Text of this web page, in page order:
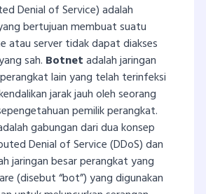
Denial of Service) adalah
bertujuan membuat suatu
atau server tidak dapat diakses
sah. Botnetadalah jaringan
lain yang telah terinfeksi
jarak jauh oleh seorang
pemilik perangkat.
gabungan dari dua konsep
Denial of Service (DDoS) dan
jaringan besar perangkat yang
(disebut “bot”) yang digunakan